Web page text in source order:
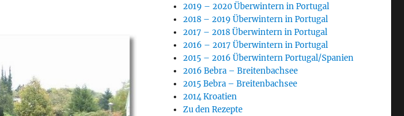
2019 – 2020 Überwintern in Portugal
2018 – 2019 Überwintern in Portugal
2017 – 2018 Überwintern in Portugal
2016 – 2017 Überwintern in Portugal
2015 – 2016 Überwintern Portugal/Spanien
2016 Bebra – Breitenbachsee
2015 Bebra – Breitenbachsee
2014 Kroatien
Zu den Rezepte